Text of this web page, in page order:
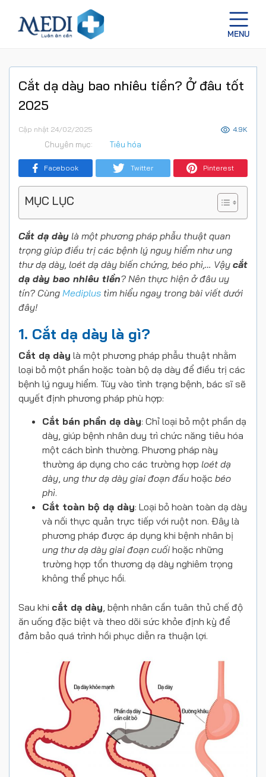
Cắt dạ dày bao nhiêu tiền? Ở đâu tốt
2025
Cập nhật 24/02/2025 4.9K
Chuyên mục: Tiêu hóa
Facebook Twitter Pinterest
MỤC LỤC
Cắt dạ dày là một phương pháp phẫu thuật quan
trọng giúp điều trị các bệnh lý nguy hiểm như ung
thư dạ dày, loét dạ dày biến chứng, béo phì,… Vậy cắt
dạ dày bao nhiêu tiền? Nên thực hiện ở đâu uy
tín? Cùng Mediplus tìm hiểu ngay trong bài viết dưới
đây!
1. Cắt dạ dày là gì?
Cắt dạ dày là một phương pháp phẫu thuật nhằm
loại bỏ một phần hoặc toàn bộ dạ dày để điều trị các
bệnh lý nguy hiểm. Tùy vào tình trạng bệnh, bác sĩ sẽ
quyết định phương pháp phù hợp:
Cắt bán phần dạ dày: Chỉ loại bỏ một phần dạ
dày, giúp bệnh nhân duy trì chức năng tiêu hóa
một cách bình thường. Phương pháp này
thường áp dụng cho các trường hợp loét dạ
dày, ung thư dạ dày giai đoạn đầu hoặc béo
phì.
Cắt toàn bộ dạ dày: Loại bỏ hoàn toàn dạ dày
và nối thực quản trực tiếp với ruột non. Đây là
phương pháp được áp dụng khi bệnh nhân bị
ung thư dạ dày giai đoạn cuối hoặc những
trường hợp tổn thương dạ dày nghiêm trọng
không thể phục hồi.
Sau khi cắt dạ dày, bệnh nhân cần tuân thủ chế độ
ăn uống đặc biệt và theo dõi sức khỏe định kỳ để
đảm bảo quá trình hồi phục diễn ra thuận lợi.